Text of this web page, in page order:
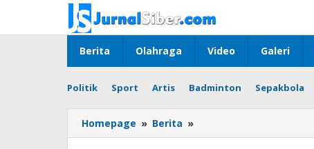
content
Berita Olahraga Video Galeri
Politik Sport Artis Badminton Sepakbola
Homepage » Berita »
Advokat